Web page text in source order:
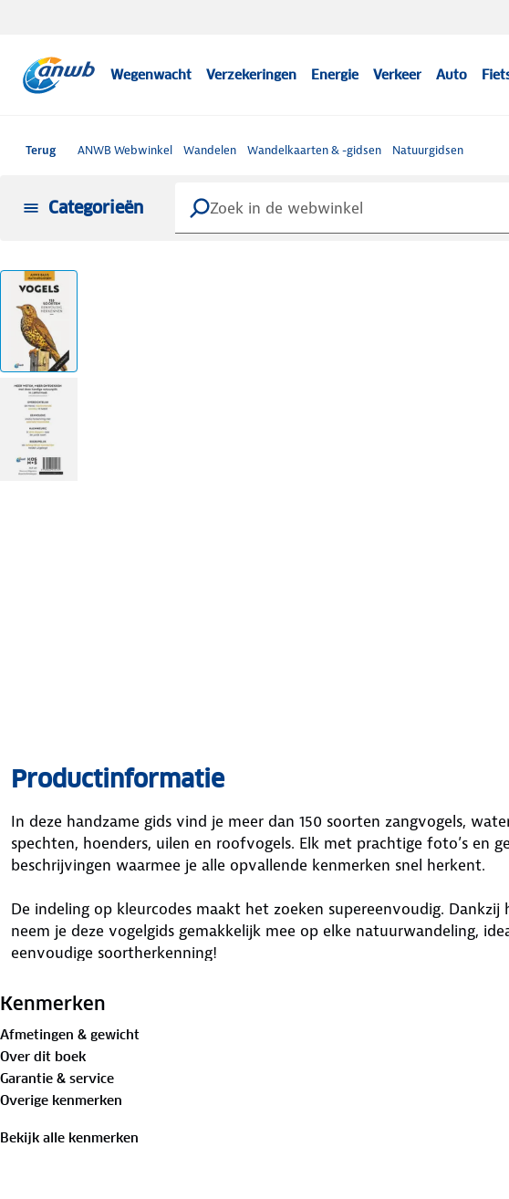
Wegenwacht Verzekeringen Energie Verkeer Auto
Terug ANWB Webwinkel Wandelen Wandelkaarten & -gidsen Natuurgidsen
Categorieën
Productinformatie
In deze handzame gids vind je meer dan 150 soorten zangvogels,
spechten, hoenders, uilen en roofvogels. Elk met prachtige foto’s en
beschrijvingen waarmee je alle opvallende kenmerken snel herkent.
De indeling op kleurcodes maakt het zoeken supereenvoudig.
neem je deze vogelgids gemakkelijk mee op elke natuurwandeling,
eenvoudige soortherkenning!
Kenmerken
Afmetingen & gewicht
Over dit boek
Garantie & service
Overige kenmerken
Bekijk alle kenmerken